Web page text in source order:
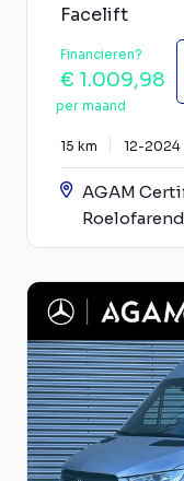
Facelift
Financieren?
€ 1.009,98
per maand
15 km 12-2024
AGAM